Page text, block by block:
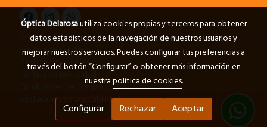
Aviso legal
Política de cookies
Gestión de cookies
Condiciones de compra
Declaración de accesibilidad
Óptica Delarosautiliza cookies propias y terceros para obtener
datos estadísticos de la navegación de nuestros usuarios y
mejorar nuestros servicios. Puedes configurar tus preferencias a
través del botón “Configurar” o obtener más información en
nuestrapolítica de cookies.
Configurar Rechazar Aceptar